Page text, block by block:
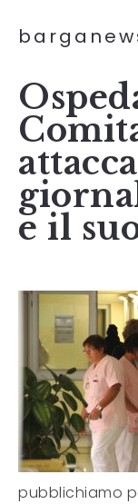
attacca
e il
pubblichiamo